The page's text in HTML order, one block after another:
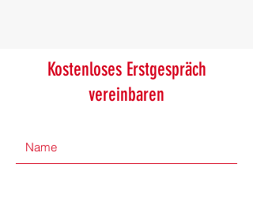
Kostenloses Erstgespräch
vereinbaren